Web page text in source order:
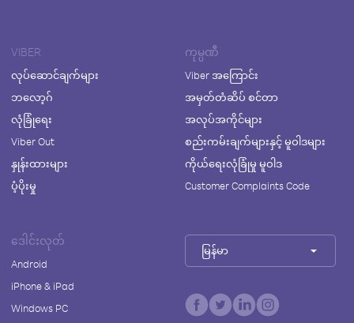
VIBER
လုပ်ဆောင်ချက်များ
ဘလော့ဂ်
လုံခြုံရေး
Viber Out
နှုန်းထားများ
ပံ့ပိုးမှု
ကုမ္ပဏီ
Viber အကြောင်း
အမှတ်တံဆိပ် စင်တာ
အလုပ်အကိုင်များ
စည်းကမ်းချက်များနှင့် မူဝါဒများ
ကိုယ်ရေးလုံခြုံမှု မူဝါဒ
Customer Complaints Code
ဒေါင်းလုတ်
Android
iPhone & iPad
Windows PC
မြန်မာ